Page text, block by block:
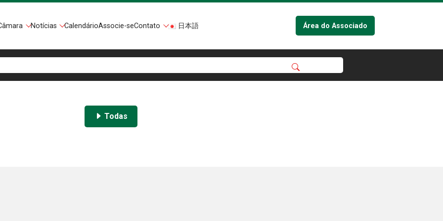
Notícias CalendárioAssocie-seContato 日本語 Área do Associado
Todas